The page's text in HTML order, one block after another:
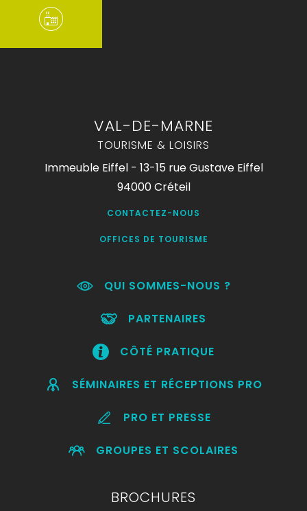
VAL-DE-MARNE
TOURISME & LOISIRS
Immeuble Eiffel - 13-15 rue Gustave Eiffel
94000 Créteil
CONTACTEZ-NOUS
OFFICES DE TOURISME
QUI SOMMES-NOUS ?
PARTENAIRES
CÔTÉ PRATIQUE
SÉMINAIRES ET RÉCEPTIONS PRO
PRO ET PRESSE
GROUPES ET SCOLAIRES
BROCHURES